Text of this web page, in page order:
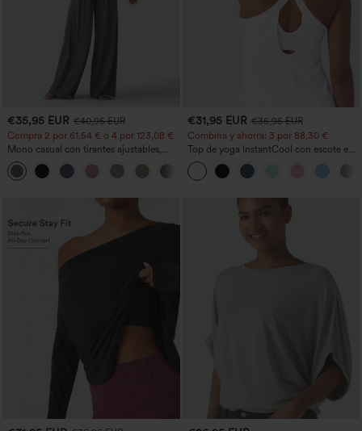
€35,95 EUR €40,95 EUR
Compra 2 por 61,54 € o 4 por 123,08 €.
Mono casual con tirantes ajustables,
fruncidos, pierna ancha, tejido jaspeado
y bolsillos - Easy Peezy
+10
€31,95 EUR €35,95 EUR
Combina y ahorra: 3 por 88,30 €
Top de yoga InstantCool con escote en
U y bajo curvado - UPF50+